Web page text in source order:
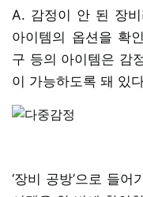
A. 감정이 안 된 장
아이템의 옵션을 확
구 등의 아이템은 감
이 가능하도록 돼 있
‘장비 공방’으로 들어